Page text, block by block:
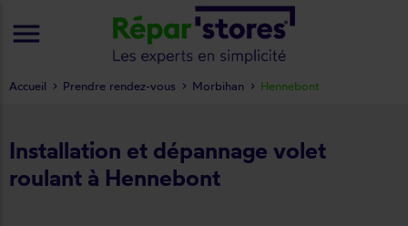
Installation et dépannage volet
roulant à Hennebont
Accueil Prendre rendez-vous Morbihan Hennebont
menu